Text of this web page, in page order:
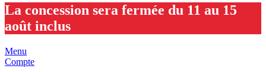
La concession sera fermée du 11 au 15
août inclus
Menu
Compte